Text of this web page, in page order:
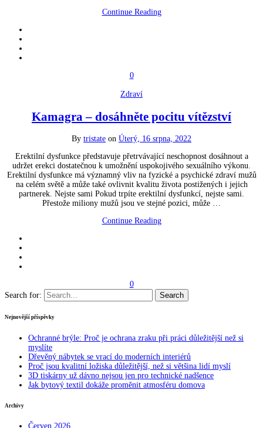
Continue Reading
0
Zdraví
Kamagra – dosáhněte pocitu vítězství
By tristate on Úterý, 16 srpna, 2022
Erektilní dysfunkce představuje přetrvávající neschopnost dosáhnout a
udržet erekci dostatečnou k umožnění uspokojivého sexuálního výkonu.
Erektilní dysfunkce má významný vliv na fyzické a psychické zdraví mužů
na celém světě a může také ovlivnit kvalitu života postižených i jejich
partnerek. Nejste sami Pokud trpíte erektilní dysfunkcí, nejste sami.
Přestože miliony mužů jsou ve stejné pozici, může …
Continue Reading
0
Search for:
Nejnovější příspěvky
Ochranné brýle: Proč je ochrana zraku při práci důležitější než si
myslíte
Dřevěný nábytek se vrací do moderních interiérů
Proč jsou kvalitní ložiska důležitější, než si většina lidí myslí
3D tiskárny už dávno nejsou jen pro technické nadšence
Jak bytový textil dokáže proměnit atmosféru domova
Archivy
Červen 2026